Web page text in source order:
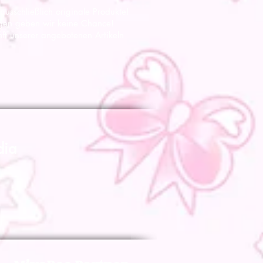
originale Produkte!
geben wir keine Chance!
unserer angebotenen Artikeln